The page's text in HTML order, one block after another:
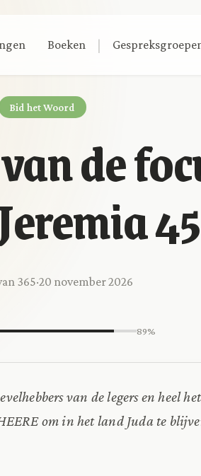
Boeken |
Bid het Woord
de
365·20 november 2026
89%
van de legers en heel
om in het land Juda te